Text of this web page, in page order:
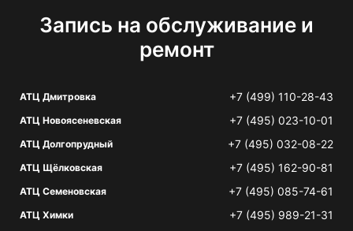
Запись на обслуживание и
ремонт
АТЦ Дмитровка +7 (499) 110-28-43
АТЦ Новоясеневская +7 (495) 023-10-01
АТЦ Долгопрудный +7 (495) 032-08-22
АТЦ Щёлковская +7 (495) 162-90-81
АТЦ Семеновская +7 (495) 085-74-61
АТЦ Химки +7 (495) 989-21-31